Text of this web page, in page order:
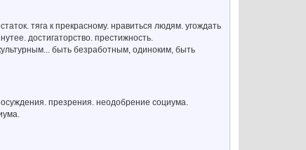
тяга к прекрасному. нравиться людям. угождать
достигаторство. престижность.
быть безработным, одиноким, быть
презрения. неодобрение социума.